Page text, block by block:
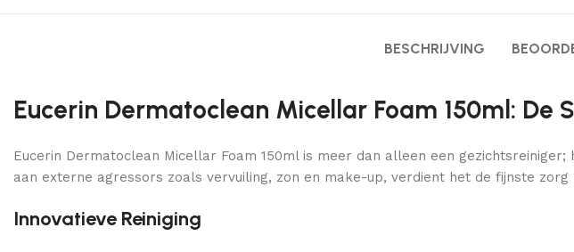
BESCHRIJVING
Eucerin Dermatoclean Micellar Foam 150ml:
Eucerin Dermatoclean Micellar Foam 150ml is meer dan alleen een
aan externe agressors zoals vervuiling, zon en make-up, verdient het de fijnste zorg
Innovatieve Reiniging